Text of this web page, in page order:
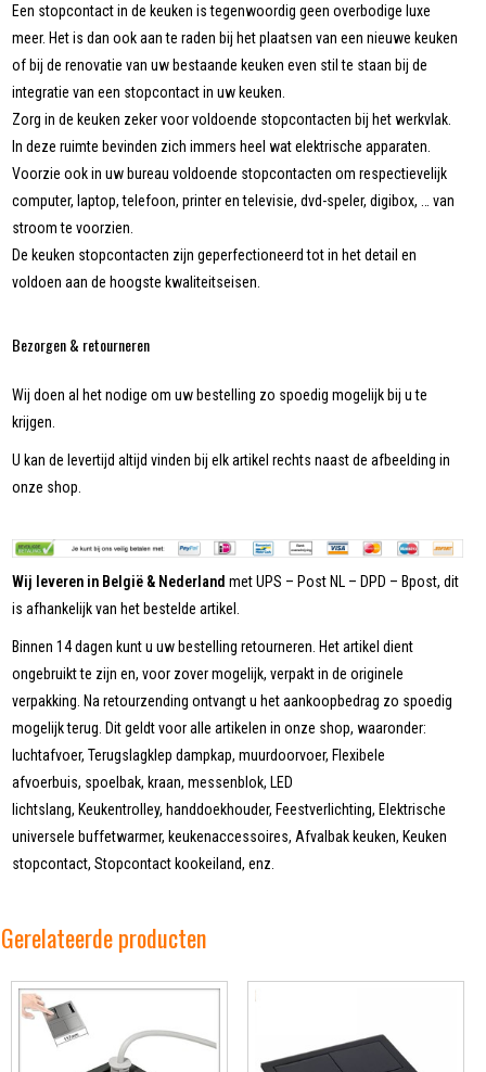
Een stopcontact in de keuken is tegenwoordig geen overbodige luxe
meer. Het is dan ook aan te raden bij het plaatsen van een nieuwe keuken
of bij de renovatie van uw bestaande keuken even stil te staan bij de
integratie van een stopcontact in uw keuken.
Zorg in de keuken zeker voor voldoende stopcontacten bij het werkvlak.
In deze ruimte bevinden zich immers heel wat elektrische apparaten.
Voorzie ook in uw bureau voldoende stopcontacten om respectievelijk
computer, laptop, telefoon, printer en televisie, dvd-speler, digibox, … van
stroom te voorzien.
De keuken stopcontacten zijn geperfectioneerd tot in het detail en
voldoen aan de hoogste kwaliteitseisen.
Bezorgen & retourneren
Wij doen al het nodige om uw bestelling zo spoedig mogelijk bij u te
krijgen.
U kan de levertijd altijd vinden bij elk artikel rechts naast de afbeelding in
onze shop.
Wij leveren in België & Nederland met UPS – Post NL – DPD – Bpost, dit
is afhankelijk van het bestelde artikel.
Binnen 14 dagen kunt u uw bestelling retourneren. Het artikel dient
ongebruikt te zijn en, voor zover mogelijk, verpakt in de originele
verpakking. Na retourzending ontvangt u het aankoopbedrag zo spoedig
mogelijk terug. Dit geldt voor alle artikelen in onze shop, waaronder:
luchtafvoer, Terugslagklep dampkap, muurdoorvoer, Flexibele
afvoerbuis, spoelbak, kraan, messenblok, LED
lichtslang, Keukentrolley, handdoekhouder, Feestverlichting, Elektrische
universele buffetwarmer, keukenaccessoires, Afvalbak keuken, Keuken
stopcontact, Stopcontact kookeiland, enz.
Gerelateerde producten